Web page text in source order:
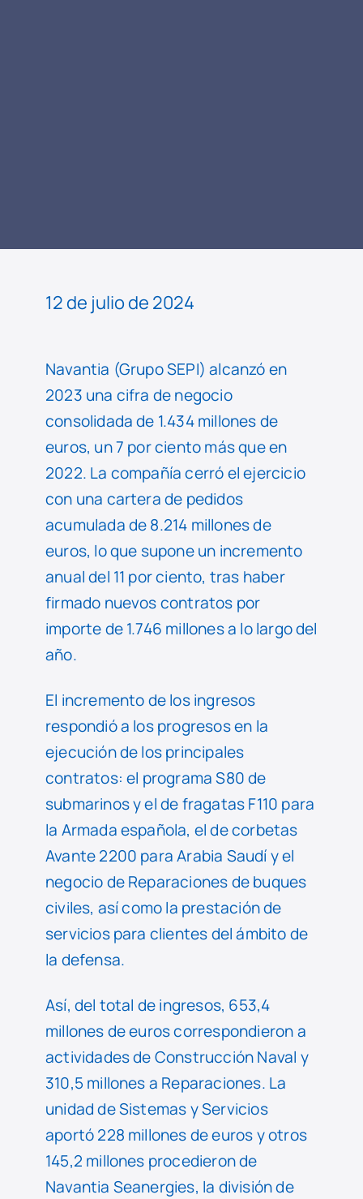
12 de julio de 2024
Navantia (Grupo SEPI) alcanzó en
2023 una cifra de negocio
consolidada de 1.434 millones de
euros, un 7 por ciento más que en
2022. La compañía cerró el ejercicio
con una cartera de pedidos
acumulada de 8.214 millones de
euros, lo que supone un incremento
anual del 11 por ciento, tras haber
firmado nuevos contratos por
importe de 1.746 millones a lo largo del
año.
El incremento de los ingresos
respondió a los progresos en la
ejecución de los principales
contratos: el programa S80 de
submarinos y el de fragatas F110 para
la Armada española, el de corbetas
Avante 2200 para Arabia Saudí y el
negocio de Reparaciones de buques
civiles, así como la prestación de
servicios para clientes del ámbito de
la defensa.
Así, del total de ingresos, 653,4
millones de euros correspondieron a
actividades de Construcción Naval y
310,5 millones a Reparaciones. La
unidad de Sistemas y Servicios
aportó 228 millones de euros y otros
145,2 millones procedieron de
Navantia Seanergies, la división de